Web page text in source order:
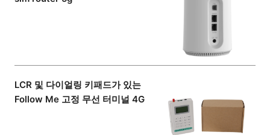
LCR 및 다이얼링 키패드가 있는
Follow Me 고정 무선 터미널 4G